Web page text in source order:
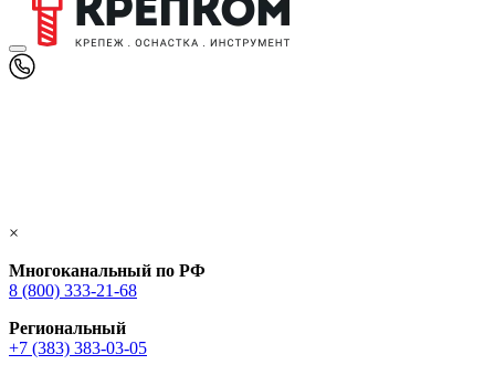
×
Многоканальный по РФ
8 (800) 333‑21-68
Региональный
+7 (383) 383-03-05